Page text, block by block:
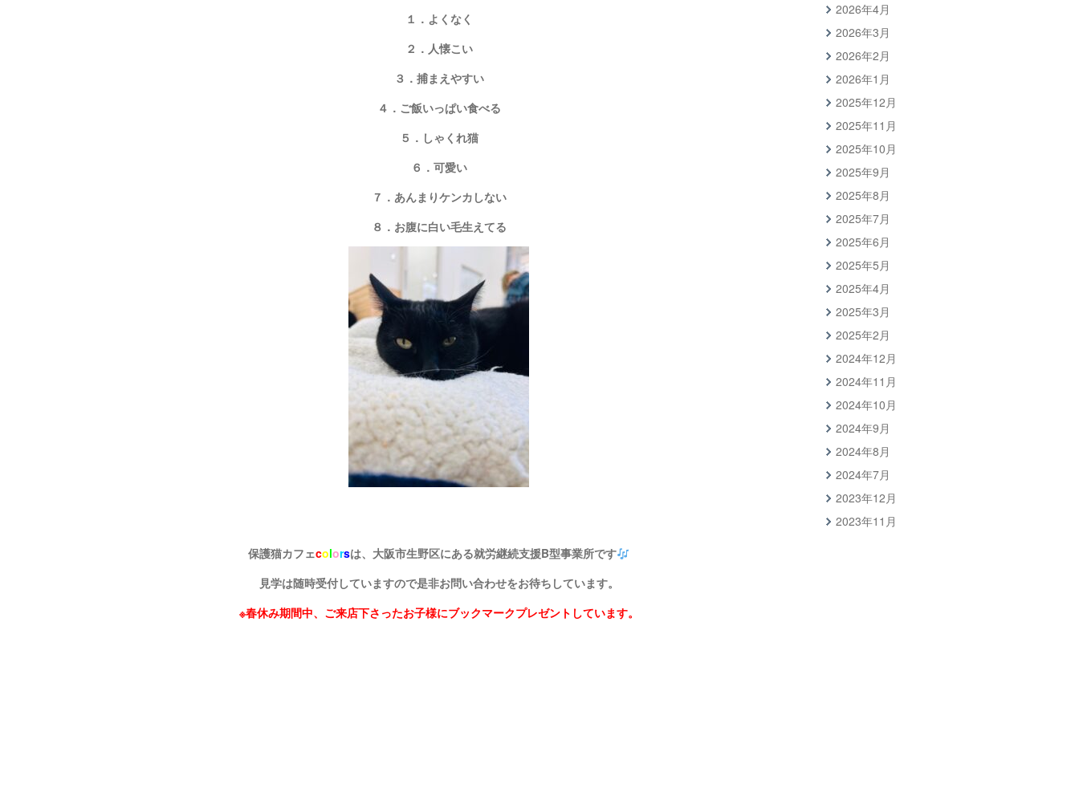
１．よくなく
２．人懐こい
３．捕まえやすい
４．ご飯いっぱい食べる
５．しゃくれ猫
６．可愛い
７．あんまりケンカしない
８．お腹に白い毛生えてる
保護猫カフェcolorsは、大阪市生野区にある就労継続支援B型事業所です
見学は随時受付していますので是非お問い合わせをお待ちしています。
※春休み期間中、ご来店下さったお子様にブックマークプレゼントしています。
2026年4月
2026年3月
2026年2月
2026年1月
2025年12月
2025年11月
2025年10月
2025年9月
2025年8月
2025年7月
2025年6月
2025年5月
2025年4月
2025年3月
2025年2月
2024年12月
2024年11月
2024年10月
2024年9月
2024年8月
2024年7月
2023年12月
2023年11月